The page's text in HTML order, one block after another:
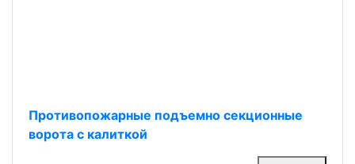
Противопожарные подъемно секционные
ворота с калиткой